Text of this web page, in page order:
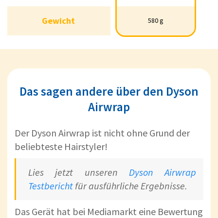
Gewicht 580 g
580 g
Gewicht
Das sagen andere über den Dyson
Airwrap
Der Dyson Airwrap ist nicht ohne Grund der
beliebteste Hairstyler!
Lies jetzt unseren Dyson Airwrap
Testbericht für ausführliche Ergebnisse.
Das Gerät hat bei Mediamarkt eine Bewertung